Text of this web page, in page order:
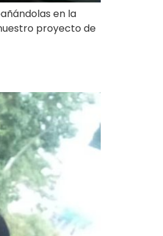
en la
proyecto de